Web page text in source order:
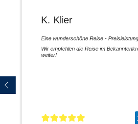
K. Klier
Eine wunderschöne Reise -
Wir empfehlen die Reise im
weiter!